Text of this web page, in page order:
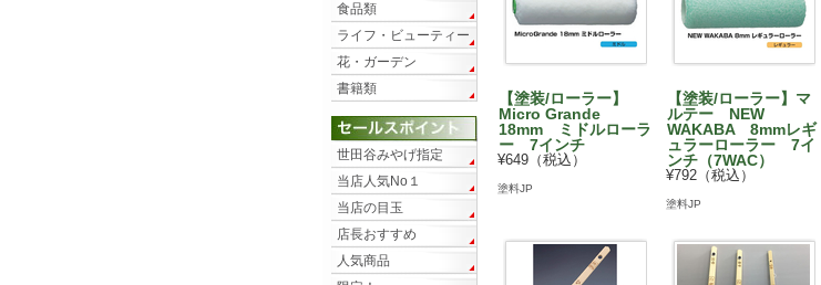
【塗装/ローラー】
Micro Grande
18mm ミドルローラ
ー 7インチ
¥649（税込）
塗料JP
【塗装/ローラー】マ
ルテー NEW
WAKABA 8mmレギ
ュラーローラー 7イ
ンチ（7WAC）
¥792（税込）
塗料JP
食品類
ライフ・ビューティー
花・ガーデン
書籍類
世田谷みやげ指定
当店人気No１
当店の目玉
店長おすすめ
人気商品